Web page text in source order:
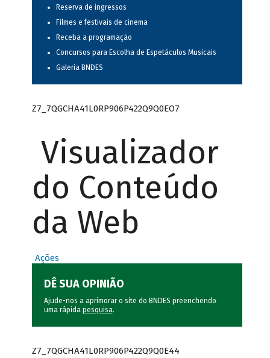
Reserva de ingressos
Filmes e festivais de cinema
Receba a programação
Concursos para Escolha de Espetáculos Musicais
Galeria BNDES
Z7_7QGCHA41L0RP906P422Q9Q0EO7
Visualizador
do Conteúdo
da Web
Ações
DÊ SUA OPINIÃO
Ajude-nos a aprimorar o site do BNDES preenchendo
uma rápida pesquisa.
Z7_7QGCHA41L0RP906P422Q9Q0E44